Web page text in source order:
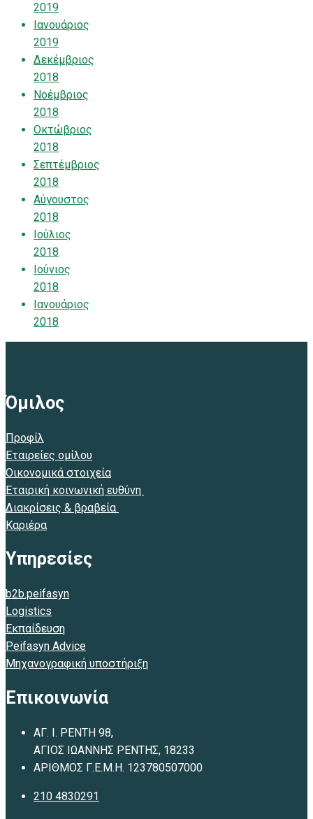
2019
Ιανουάριος
2019
Δεκέμβριος
2018
Νοέμβριος
2018
Οκτώβριος
2018
Σεπτέμβριος
2018
Αύγουστος
2018
Ιούλιος
2018
Ιούνιος
2018
Ιανουάριος
2018
Όμιλος
Προφίλ
Εταιρείες ομίλου
Οικονομικά στοιχεία
Εταιρική κοινωνική ευθύνη
Διακρίσεις & βραβεία
Καριέρα
Υπηρεσίες
b2b.peifasyn
Logistics
Εκπαίδευση
Peifasyn Advice
Μηχανογραφική υποστήριξη
Επικοινωνία
ΑΓ. Ι. ΡΕΝΤΗ 98,
ΑΓΙΟΣ ΙΩΑΝΝΗΣ ΡΕΝΤΗΣ, 18233
ΑΡΙΘΜΟΣ Γ.Ε.Μ.Η. 123780507000
210 4830291